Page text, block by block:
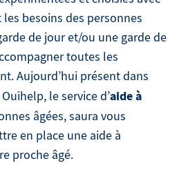
besoins des personnes
de jour et/ou une garde de
toutes les
Aujourd’hui présent dans
le service d’aide à
âgées, saura vous
en place une aide à
proche âgé.